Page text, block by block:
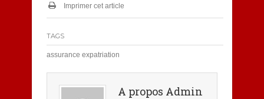
Imprimer cet article
TAGS
assurance expatriation
A propos Admin